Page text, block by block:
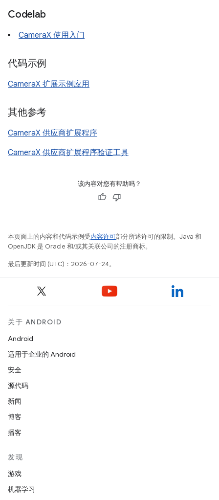
Codelab
CameraX 使用入门
代码示例
CameraX 扩展示例应用
其他参考
CameraX 供应商扩展程序
CameraX 供应商扩展程序验证工具
该内容对您有帮助吗？
本页面上的内容和代码示例受内容许可部分所述许可的限制。Java 和
OpenJDK 是 Oracle 和/或其关联公司的注册商标。
最后更新时间 (UTC)：2026-07-24。
关于 ANDROID
Android
适用于企业的 Android
安全
源代码
新闻
博客
播客
发现
游戏
机器学习